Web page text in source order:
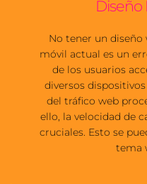
Diseño
No tener un diseño
móvil actual es un
de los usuarios
diversos
del tráfico web
ello, la velocidad de
cruciales. Esto se
tema